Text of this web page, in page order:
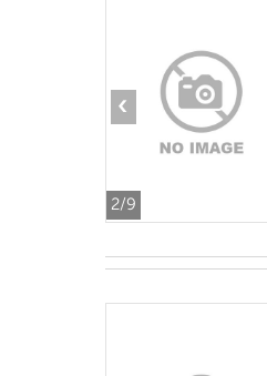
2/9
‹